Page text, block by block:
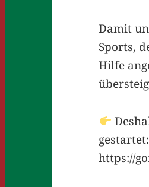
Damit
Sports,
Hilfe
gestartet:
https://